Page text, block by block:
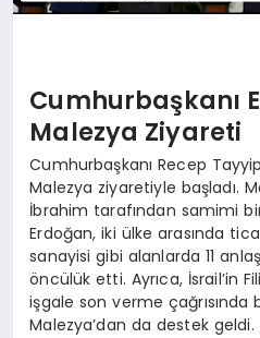
Cumhurbaşkanı
Malezya Ziyareti
Cumhurbaşkanı Recep
Malezya ziyaretiyle başladı.
İbrahim tarafından samimi
Erdoğan, iki ülke arasında
sanayisi gibi alanlarda 11
öncülük etti. Ayrıca, İsrail’in
işgale son verme çağrısında
Malezya’dan da destek geldi.